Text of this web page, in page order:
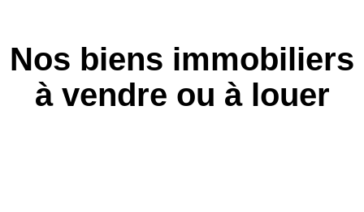
Nos biens immobiliers
à vendre ou à louer